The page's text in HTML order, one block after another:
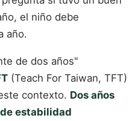
el niño debe
año.
de dos años"
(Teach For Taiwan, TFT)
contexto. Dos años
estabilidad